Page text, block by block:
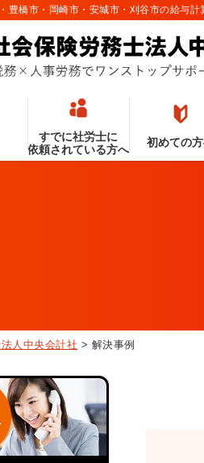
豊橋市・岡崎市・安城市・刈谷市の給与
すでに社労士に
依頼されている方へ
初めての
人中央会計社 > 解決事例